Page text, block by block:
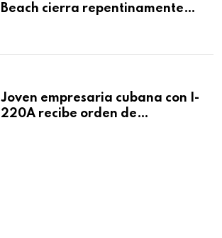
Beach cierra repentinamente
Joven empresaria cubana con I-
220A recibe orden de